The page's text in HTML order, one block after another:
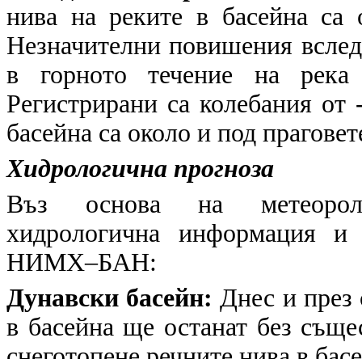
нива на реките в басейна са
Незначителни повишения
в горното течение на
Регистрирани са колебания
басейна са около и под
Хидрологична прогноза
Въз основа на
хидрологична информация и
НИМХ–БАН:
Дунавски басейн: Днес и през
в басейна ще останат без